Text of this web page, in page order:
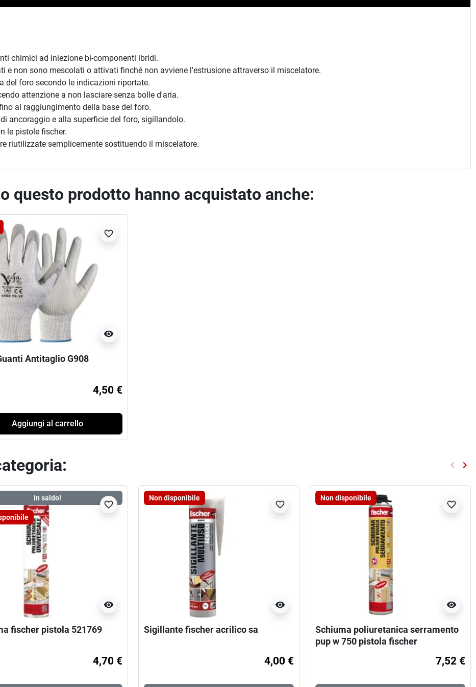
chimici ad iniezione bi-componenti ibridi.
e non sono mescolati o attivati finché non avviene l'estrusione attraverso il miscelatore.
del foro secondo le indicazioni riportate.
attenzione a non lasciare senza bolle d'aria.
al raggiungimento della base del foro.
ancoraggio e alla superficie del foro, sigillandolo.
le pistole fischer.
riutilizzate semplicemente sostituendo il miscelatore.
questo prodotto hanno acquistato anche:
visibility
favorite_border
Antitaglio G908
4,50 €
Aggiungi al carrello
keyboard_arrow_left keyboard_arrow_right
In saldo!
visibility
favorite_border
fischer pistola 521769
4,70 €
Non disponibile
visibility
favorite_border
Sigillante fischer acrilico sa
4,00 €
Non disponibile
visibility
favorite_border
Schiuma poliuretanica serramento
pup w 750 pistola fischer
7,52 €